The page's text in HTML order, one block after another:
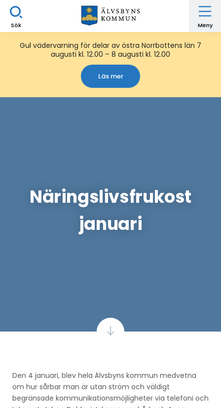
Sök Meny
Gul vädervarning för delar av östra Norrbottens län 7
augusti kl. 12.00 – 8 augusti kl. 12.00
Läs mer
Näringslivsfrukost
januari
Den 4 januari, blev hela Älvsbyns kommun medvetna
om hur sårbar man är utan ström och väldigt
begränsade kommunikationsmöjligheter via telefoni och